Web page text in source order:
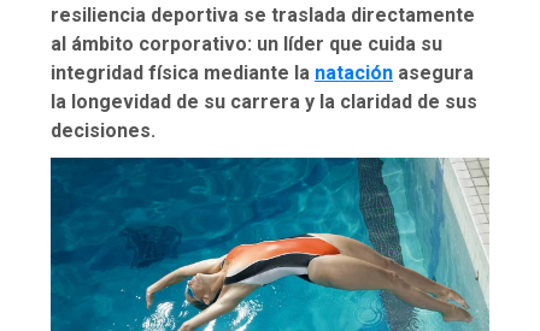
resiliencia deportiva se traslada directamente
al ámbito corporativo: un líder que cuida su
integridad física mediante la natación asegura
la longevidad de su carrera y la claridad de sus
decisiones.